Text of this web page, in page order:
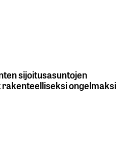
sijoitusasuntojen
ongelmaksi